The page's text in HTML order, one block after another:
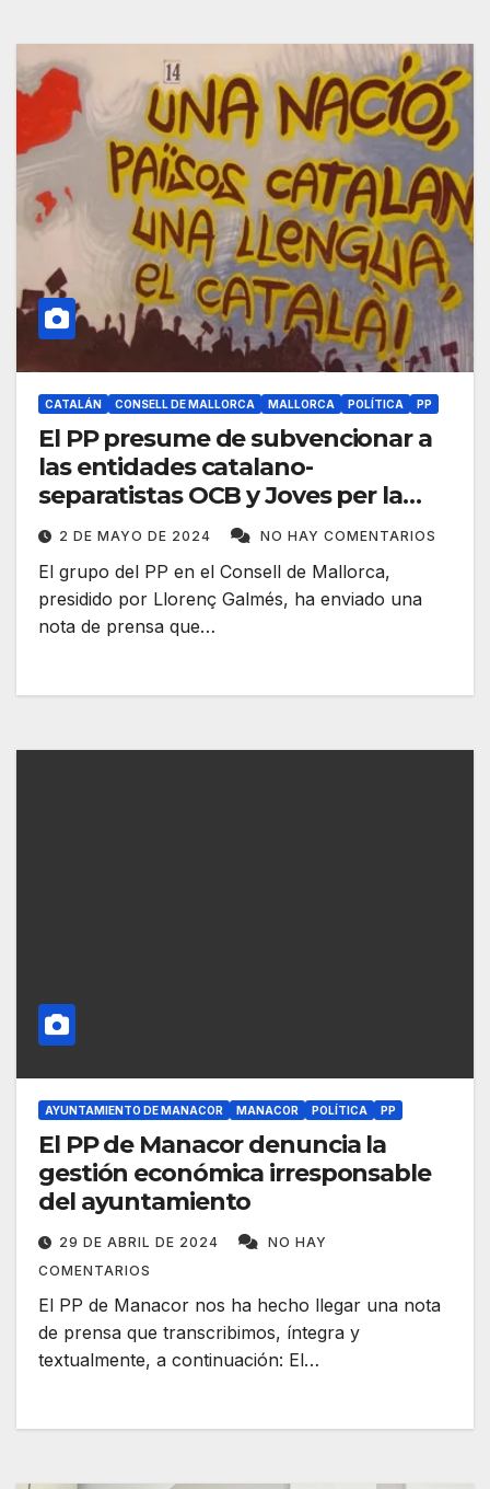
CATALÁN CONSELL DE MALLORCA MALLORCA POLÍTICA PP
El PP presume de subvencionar a
las entidades catalano-
separatistas OCB y Joves per la
llengua
2 DE MAYO DE 2024 NO HAY COMENTARIOS
El grupo del PP en el Consell de Mallorca,
presidido por Llorenç Galmés, ha enviado una
nota de prensa que…
AYUNTAMIENTO DE MANACOR MANACOR POLÍTICA PP
El PP de Manacor denuncia la
gestión económica irresponsable
del ayuntamiento
29 DE ABRIL DE 2024
NO HAY
COMENTARIOS
El PP de Manacor nos ha hecho llegar una nota
de prensa que transcribimos, íntegra y
textualmente, a continuación: El…